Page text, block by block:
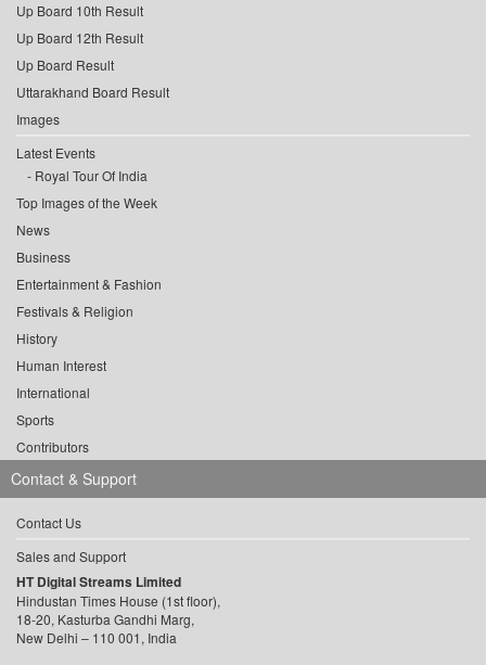
Up Board 10th Result
Up Board 12th Result
Up Board Result
Uttarakhand Board Result
Images
Latest Events
Royal Tour Of India
Top Images of the Week
News
Business
Entertainment & Fashion
Festivals & Religion
History
Human Interest
International
Sports
Contributors
Contact & Support
Contact Us
Sales and Support
HT Digital Streams Limited
Hindustan Times House (1st floor),
18-20, Kasturba Gandhi Marg,
New Delhi – 110 001, India